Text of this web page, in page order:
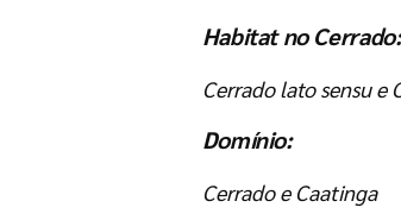
Habitat no Cerrado:
Cerrado lato sensu e
Domínio:
Cerrado e Caatinga